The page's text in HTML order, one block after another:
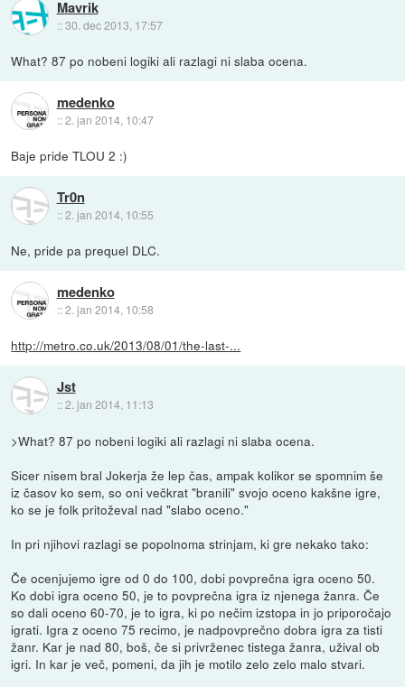
Mavrik
::30. dec 2013, 17:57
What? 87 po nobeni logiki ali razlagi ni slaba ocena.
medenko
::2. jan 2014, 10:47
Baje pride TLOU 2 :)
Tr0n
::2. jan 2014, 10:55
Ne, pride pa prequel DLC.
medenko
::2. jan 2014, 10:58
http://metro.co.uk/2013/08/01/the-last-...
Jst
::2. jan 2014, 11:13
>What? 87 po nobeni logiki ali razlagi ni slaba ocena.
Sicer nisem bral Jokerja že lep čas, ampak kolikor se spomnim še
iz časov ko sem, so oni večkrat "branili" svojo oceno kakšne igre,
ko se je folk pritoževal nad "slabo oceno."
In pri njihovi razlagi se popolnoma strinjam, ki gre nekako tako:
Če ocenjujemo igre od 0 do 100, dobi povprečna igra oceno 50.
Ko dobi igra oceno 50, je to povprečna igra iz njenega žanra. Če
so dali oceno 60-70, je to igra, ki po nečim izstopa in jo priporočajo
igrati. Igra z oceno 75 recimo, je nadpovprečno dobra igra za tisti
žanr. Kar je nad 80, boš, če si privrženec tistega žanra, užival ob
igri. In kar je več, pomeni, da jih je motilo zelo zelo malo stvari.